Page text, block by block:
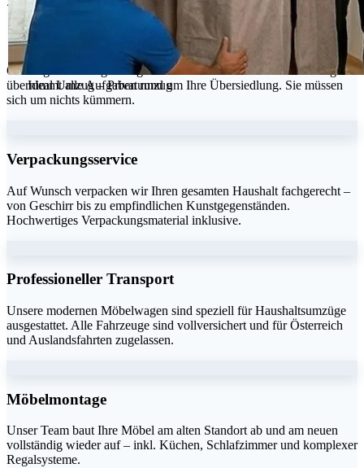
Ideal Umzug – Privatumzug
von A bis Z.
Ob Singlewohnung oder großes Einfamilienhaus – Ideal Umzug
übernimmt alle Aufgaben rund um Ihre Übersiedlung. Sie müssen
sich um nichts kümmern.
Verpackungsservice
Auf Wunsch verpacken wir Ihren gesamten Haushalt fachgerecht –
von Geschirr bis zu empfindlichen Kunstgegenständen.
Hochwertiges Verpackungsmaterial inklusive.
Professioneller Transport
Unsere modernen Möbelwagen sind speziell für Haushaltsumzüge
ausgestattet. Alle Fahrzeuge sind vollversichert und für Österreich
und Auslandsfahrten zugelassen.
Möbelmontage
Unser Team baut Ihre Möbel am alten Standort ab und am neuen
vollständig wieder auf – inkl. Küchen, Schlafzimmer und komplexer
Regalsysteme.